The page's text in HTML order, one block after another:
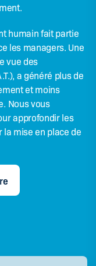
humain fait partie
les managers. Une
vue des
a généré plus de
et moins
Nous vous
approfondir les
mise en place de